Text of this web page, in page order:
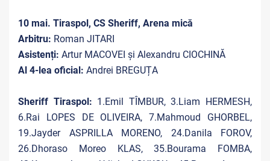
10 mai. Tiraspol, CS Sheriff, Arena mică
Arbitru: Roman JITARI
Asistenți: Artur MACOVEI și Alexandru CIOCHINĂ
Al 4-lea oficial: Andrei BREGUȚA
Sheriff Tiraspol: 1.Emil TÎMBUR, 3.Liam HERMESH,
6.Rai LOPES DE OLIVEIRA, 7.Mahmoud GHORBEL,
19.Jayder ASPRILLA MORENO, 24.Danila FOROV,
26.Dhoraso Moreo KLAS, 35.Bourama FOMBA,